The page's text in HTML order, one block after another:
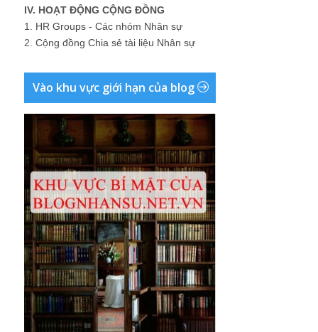
IV. HOẠT ĐỘNG CỘNG ĐỒNG
1. HR Groups - Các nhóm Nhân sự
2. Cộng đồng Chia sẻ tài liệu Nhân sự
Vào khu vực giới hạn của blog